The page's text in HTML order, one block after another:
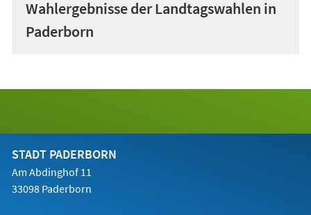
Wahlergebnisse der Landtagswahlen in
Paderborn
STADT PADERBORN
Am Abdinghof 11
33098 Paderborn